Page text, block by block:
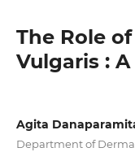
The Role
Vulgaris :
Agita
Department of